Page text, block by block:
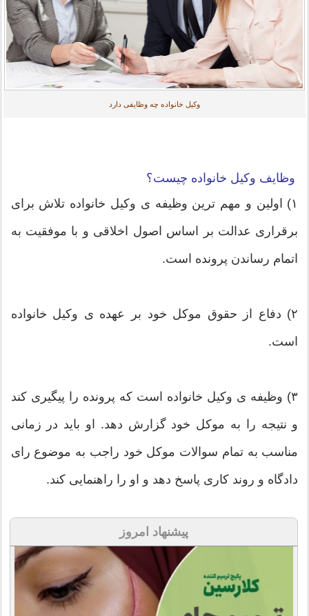
وکیل خانواده چه وظایفی دارد
وظایف وکیل خانواده چیست؟
۱) اولین و مهم ترین وظیفه ی وکیل خانواده تلاش برای
برقراری عدالت بر اساس اصول اخلاقی و با موفقیت به
اتمام رساندن پرونده است.
۲) دفاع از حقوق موکل خود بر عهده ی وکیل خانواده
است.
۳) وظیفه ی وکیل خانواده است که پرونده را پیگیری کند
و نتیجه را به موکل خود گزارش دهد. او باید در زمانی
مناسب به تمام سوالات موکل خود راجب به موضوع رای
دادگاه و روند کاری پاسخ دهد و او را راهنمایی کند.
پیشنهاد امروز